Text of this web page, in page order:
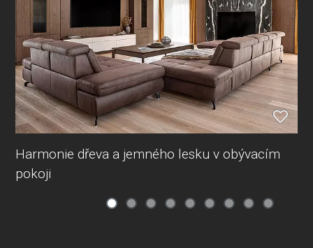
Harmonie dřeva a jemného lesku v obývacím
pokoji